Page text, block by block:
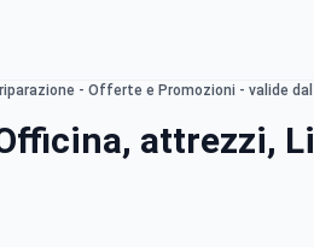
- Offerte e Promozioni - valide dal
attrezzi,